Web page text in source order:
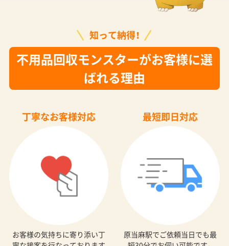
知って納得！
不用品回収モンスターがお客様に選
ばれる理由
丁寧なお客様対応
お客様の気持ちに寄り添い丁
最短即日対応
原当麻駅でご依頼当日でも最